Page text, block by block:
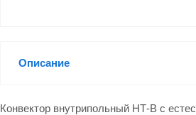
Описание
Конвектор внутрипольный НТ-В с